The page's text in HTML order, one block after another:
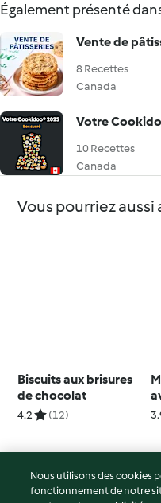
Également présenté
Vente de
8 Recettes
Canada
Votre
10 Recettes
Canada
Vous pourriez aussi
Biscuits aux brisures
de chocolat
4.2 (12)
© Copyright 2026
Nous utilisons des cookies
fonctionnement de notre